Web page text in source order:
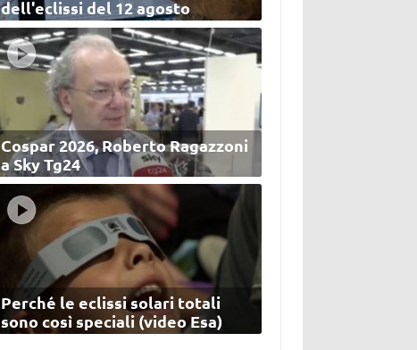
dell'eclissi del 12 agosto
Cospar 2026, Roberto Ragazzoni
a Sky Tg24
Perché le eclissi solari totali
sono così speciali (video Esa)